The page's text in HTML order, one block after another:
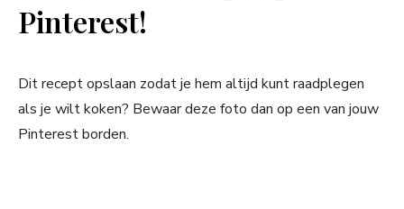
Pinterest!
Dit recept opslaan zodat je hem altijd kunt raadplegen
als je wilt koken? Bewaar deze foto dan op een van jouw
Pinterest borden.